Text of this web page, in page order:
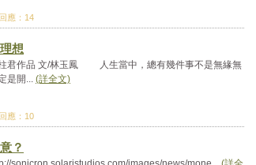
應：14
想
君作品 文/林玉鳳 人生當中，總有幾件事不是無緣無
是開... (詳全文)
應：10
？